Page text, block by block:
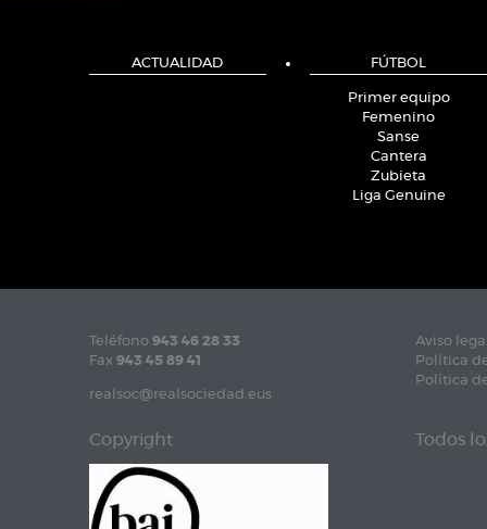
ACTUALIDAD FÚTBOL
Primer equipo
Femenino
Sanse
Cantera
Zubieta
Liga Genuine
Teléfono 943 46 28 33
Fax 943 45 89 41
realsoc@realsociedad.eus
Aviso
Política
Política
Copyright Todos